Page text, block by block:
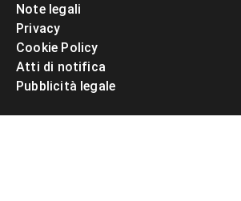
Note legali
Privacy
Cookie Policy
Atti di notifica
Pubblicità legale